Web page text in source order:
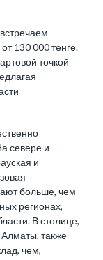
130 000 тенге.
точкой
севере и
и
больше, чем
регионах,
В столице,
Алматы, также
чем,